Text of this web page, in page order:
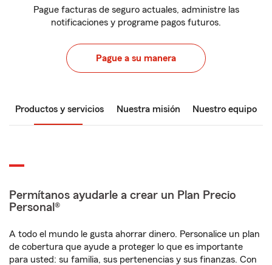
Pague facturas de seguro actuales, administre las
notificaciones y programe pagos futuros.
Pague a su manera
Productos y servicios Nuestra misión Nuestro equipo
Permítanos ayudarle a crear un Plan Precio
Personal®
A todo el mundo le gusta ahorrar dinero. Personalice un plan
de cobertura que ayude a proteger lo que es importante
para usted: su familia, sus pertenencias y sus finanzas. Con